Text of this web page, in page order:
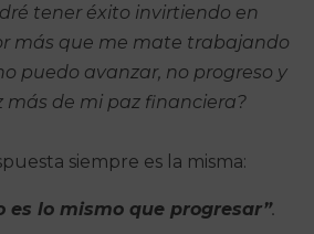
tener éxito invirtiendo en
más que me mate trabajando
puedo avanzar, no progreso y
más de mi paz financiera?
siempre es la misma:
es lo mismo que progresar”.